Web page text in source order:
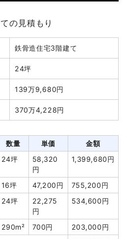
571,515円
290万7,000円
367万円
46坪
63,196
円
2,907,000
9m²
3,306
円
29,750円
円
1式
25,000円
9,386円
の見積もり
鉄骨造住宅3階建て
24坪
139万9,680円
370万4,228円
数量 単価
金額
24坪
58,320
円
1,399,680円
16坪 47,200円
755,200円
24坪
22,275
円
534,600円
290m² 700円
203,000円